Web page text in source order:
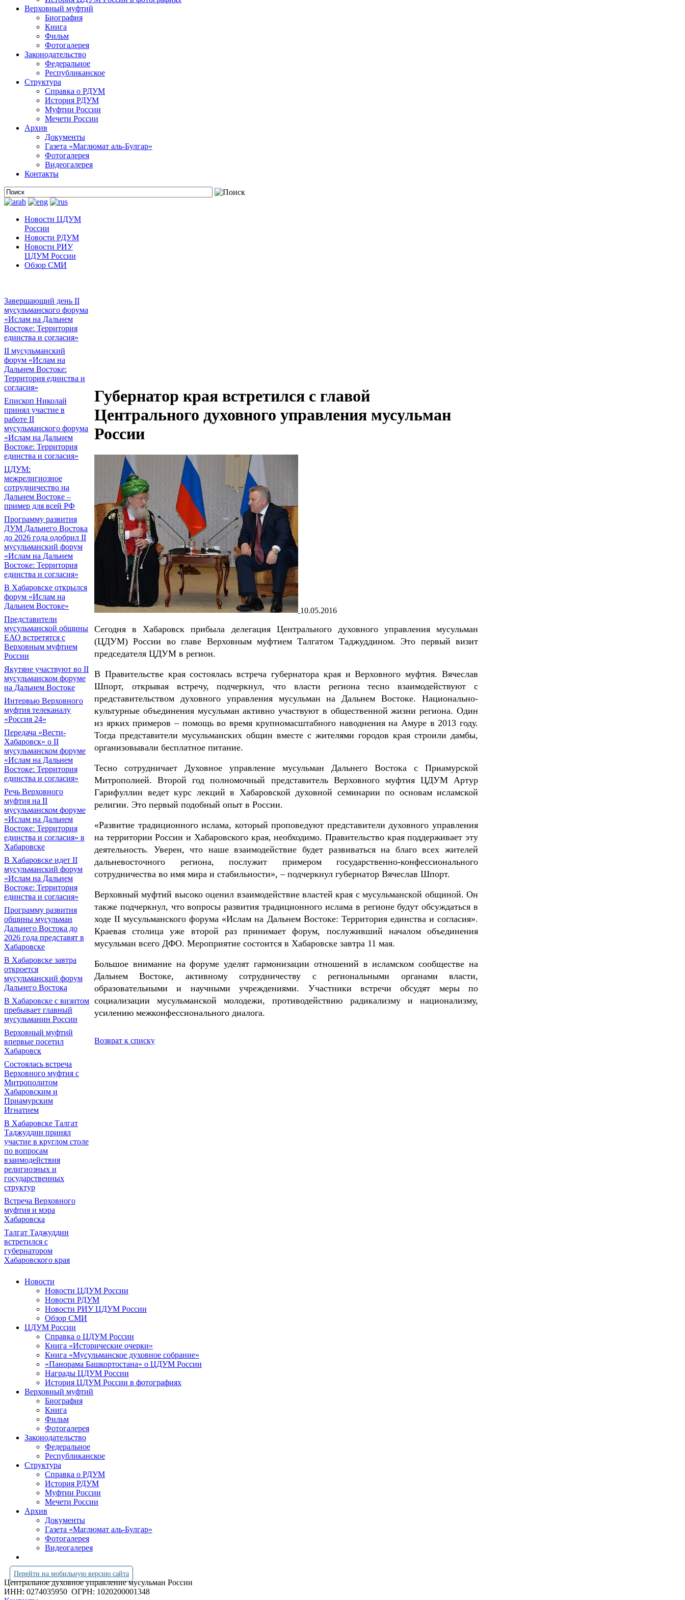
Верховный муфтий
Биография
Книга
Фильм
Фотогалерея
Законодательство
Федеральное
Республиканское
Структура
Справка о РДУМ
История РДУМ
Муфтии России
Мечети России
Архив
Документы
Газета «Маглюмат аль-Булгар»
Фотогалерея
Видеогалерея
Контакты
Новости ЦДУМ
России
Новости РДУМ
Новости РИУ
ЦДУМ России
Обзор СМИ
Завершающий день II
мусульманского форума
«Ислам на Дальнем
Востоке: Территория
единства и согласия»
II мусульманский
форум «Ислам на
Дальнем Востоке:
Территория единства и
согласия»
Епископ Николай
принял участие в
работе II
мусульманского форума
«Ислам на Дальнем
Востоке: Территория
единства и согласия»
ЦДУМ:
межрелигиозное
сотрудничество на
Дальнем Востоке –
пример для всей РФ
Программу развития
ДУМ Дальнего Востока
до 2026 года одобрил II
мусульманский форум
«Ислам на Дальнем
Востоке: Территория
единства и согласия»
В Хабаровске открылся
форум «Ислам на
Дальнем Востоке»
Представители
мусульманской общины
ЕАО встретятся с
Верховным муфтием
России
Якутяне участвуют во II
мусульманском форуме
на Дальнем Востоке
Интервью Верховного
муфтия телеканалу
«Россия 24»
Передача «Вести-
Хабаровск» о II
мусульманском форуме
«Ислам на Дальнем
Востоке: Территория
единства и согласия»
Речь Верховного
муфтия на II
мусульманском форуме
«Ислам на Дальнем
Востоке: Территория
единства и согласия» в
Хабаровске
В Хабаровске идет II
мусульманский форум
«Ислам на Дальнем
Востоке: Территория
единства и согласия»
Программу развития
общины мусульман
Дальнего Востока до
2026 года представят в
Хабаровске
В Хабаровске завтра
откроется
мусульманский форум
Дальнего Востока
В Хабаровске с визитом
пребывает главный
мусульманин России
Верховный муфтий
впервые посетил
Хабаровск
Состоялась встреча
Верховного муфтия с
Митрополитом
Хабаровским и
Приамурским
Игнатием
В Хабаровске Талгат
Таджуддин принял
участие в круглом столе
по вопросам
взаимодействия
религиозных и
государственных
структур
Встреча Верховного
муфтия и мэра
Хабаровска
Талгат Таджуддин
встретился с
губернатором
Хабаровского края
Губернатор края встретился с главой
Центрального духовного управления мусульман
России
10.05.2016
Сегодня в Хабаровск прибыла делегация Центрального духовного управления мусульман
(ЦДУМ) России во главе Верховным муфтием Талгатом Таджуддином. Это первый визит
председателя ЦДУМ в регион.
В Правительстве края состоялась встреча губернатора края и Верховного муфтия. Вячеслав
Шпорт, открывая встречу, подчеркнул, что власти региона тесно взаимодействуют с
представительством духовного управления мусульман на Дальнем Востоке. Национально-
культурные объединения мусульман активно участвуют в общественной жизни региона. Один
из ярких примеров – помощь во время крупномасштабного наводнения на Амуре в 2013 году.
Тогда представители мусульманских общин вместе с жителями городов края строили дамбы,
организовывали бесплатное питание.
Тесно сотрудничает Духовное управление мусульман Дальнего Востока с Приамурской
Митрополией. Второй год полномочный представитель Верховного муфтия ЦДУМ Артур
Гарифуллин ведет курс лекций в Хабаровской духовной семинарии по основам исламской
религии. Это первый подобный опыт в России.
«Развитие традиционного ислама, который проповедуют представители духовного управления
на территории России и Хабаровского края, необходимо. Правительство края поддерживает эту
деятельность. Уверен, что наше взаимодействие будет развиваться на благо всех жителей
дальневосточного региона, послужит примером государственно-конфессионального
сотрудничества во имя мира и стабильности», – подчеркнул губернатор Вячеслав Шпорт.
Верховный муфтий высоко оценил взаимодействие властей края с мусульманской общиной. Он
также подчеркнул, что вопросы развития традиционного ислама в регионе будут обсуждаться в
ходе II мусульманского форума «Ислам на Дальнем Востоке: Территория единства и согласия».
Краевая столица уже второй раз принимает форум, послуживший началом объединения
мусульман всего ДФО. Мероприятие состоится в Хабаровске завтра 11 мая.
Большое внимание на форуме уделят гармонизации отношений в исламском сообществе на
Дальнем Востоке, активному сотрудничеству с региональными органами власти,
образовательными и научными учреждениями. Участники встречи обсудят меры по
социализации мусульманской молодежи, противодействию радикализму и национализму,
усилению межконфессионального диалога.
Возврат к списку
Новости
Новости ЦДУМ России
Новости РДУМ
Новости РИУ ЦДУМ России
Обзор СМИ
ЦДУМ России
Справка о ЦДУМ России
Книга «Исторические очерки»
Книга «Мусульманское духовное собрание»
«Панорама Башкортостана» о ЦДУМ России
Награды ЦДУМ России
История ЦДУМ России в фотографиях
Верховный муфтий
Биография
Книга
Фильм
Фотогалерея
Законодательство
Федеральное
Республиканское
Структура
Справка о РДУМ
История РДУМ
Муфтии России
Мечети России
Архив
Документы
Газета «Маглюмат аль-Булгар»
Фотогалерея
Видеогалерея
Перейти на мобильную версию сайта
Центральное духовное управление мусульман России
ИНН: 0274035950 ОГРН: 1020200001348